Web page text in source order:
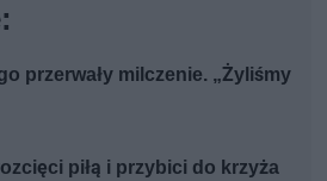
przerwały milczenie. „Żyliśmy
piłą i przybici do krzyża